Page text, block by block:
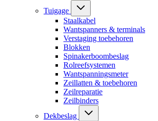
Tuigage
Staalkabel
Wantspanners & terminals
Verstaging toebehoren
Blokken
Spinakerboombeslag
Rolreefsystemen
Wantspanningsmeter
Zeillatten & toebehoren
Zeilreparatie
Zeilbinders
Dekbeslag